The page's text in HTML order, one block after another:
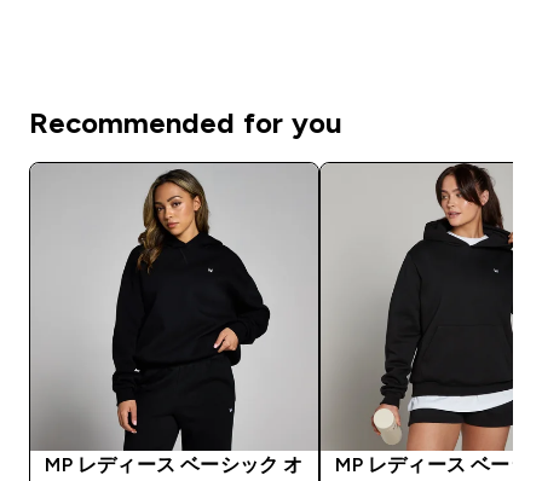
Recommended for you
MP レディース ベーシック オ
MP レディース ベーシ